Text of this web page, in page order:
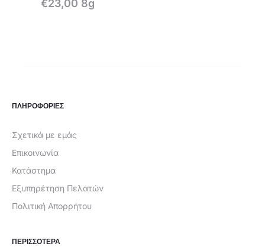
€23,00 8g
ΠΛΗΡΟΦΟΡΙΕΣ
Σχετικά με εμάς
Επικοινωνία
Κατάστημα
Εξυπηρέτηση Πελατών
Πολιτική Απορρήτου
ΠΕΡΙΣΣΟΤΕΡΑ